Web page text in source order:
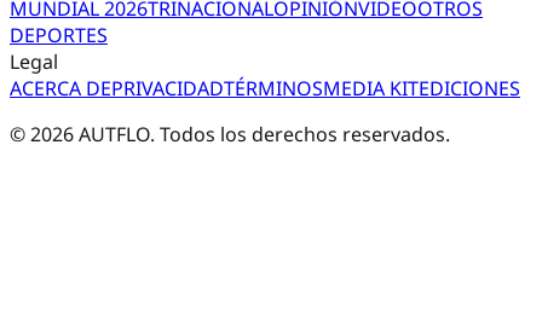
MUNDIAL 2026TRINACIONALOPINIÓNVIDEOOTROS
DEPORTES
Legal
ACERCA DEPRIVACIDADTÉRMINOSMEDIA KITEDICIONES
©2026AUTFLO. Todos los derechos reservados.